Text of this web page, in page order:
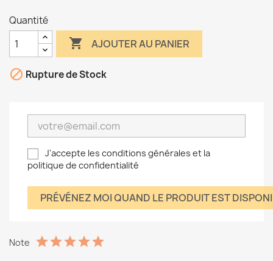
Quantité
 AJOUTER AU PANIER
 Rupture de Stock
J'accepte les conditions générales et la
politique de confidentialité
PRÉVÉNEZ MOI QUAND LE PRODUIT EST
Note